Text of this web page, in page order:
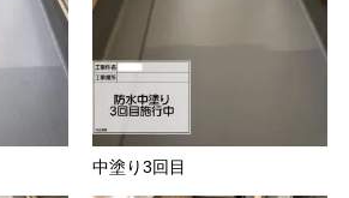
中塗り3回目